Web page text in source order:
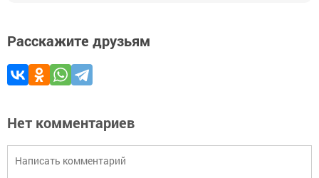
Расскажите друзьям
Нет комментариев